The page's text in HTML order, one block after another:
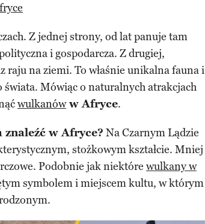
Z jednej strony, od lat panuje tam
i gospodarcza. Z drugiej,
raju na ziemi. To właśnie unikalna fauna i
świata. Mówiąc o naturalnych atrakcjach
wulkanóww Afryce.
znaleźć w Afryce? Na Czarnym Lądzie
stożkowym kształcie. Mniej
Podobnie jak niektóre wulkany w
symbolem i miejscem kultu, w którym